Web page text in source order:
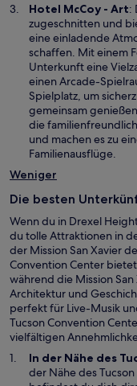
m
n
e
u
e
n
F
e
n
s
r
g
e
ö
f
f
n
e
t
Hotel McCoy - Art
i
r
d
i
n
e
i
n
e
u
n
F
e
n
s
t
e
r
g
e
ö
:
zugeschnitten und
eine einladende
schaffen. Mit einem
Unterkunft eine
einen Arcade-
Spielplatz, um
gemeinsam
die
und machen es zu
Familienausflüge.
Weniger
Die besten
Wenn du in Drexel
du tolle Attraktionen in
der Mission San Xavier
Convention Center
während die Mission
Architektur und
perfekt für Live-Musik
Tucson Convention
vielfältigen
In der Nähe des
der Nähe des